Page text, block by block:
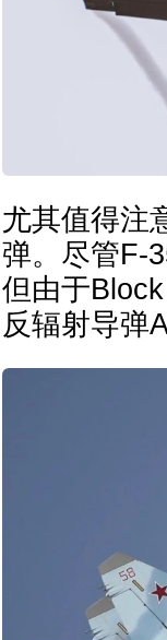
尤其值得注
弹。尽管F-
但由于
反辐射导弹